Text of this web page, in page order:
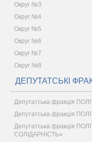
Округ №3
Округ №4
Округ №5
Округ №6
Округ №7
Округ №8
ДЕПУТАТСЬКІ
Депутатська фракція
Депутатська фракція
Депутатська фракція
СОЛІДАРНІСТЬ»